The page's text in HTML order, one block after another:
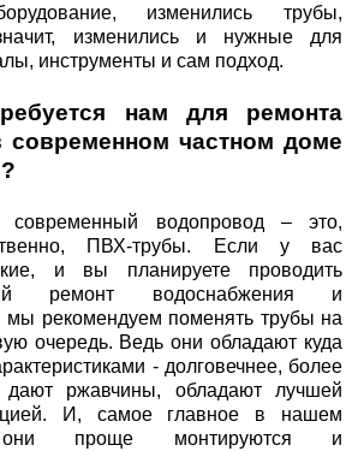
изменились трубы,
изменились и нужные для
инструменты и сам подход.
нам для ремонта
современном частном доме
современный водопровод – это,
ПВХ-трубы. Если у вас
и вы планируете проводить
ремонт водоснабжения и
мы рекомендуем поменять трубы на
очередь. Ведь они обладают куда
- долговечнее, более
дают ржавчины, обладают лучшей
И, самое главное в нашем
проще монтируются и